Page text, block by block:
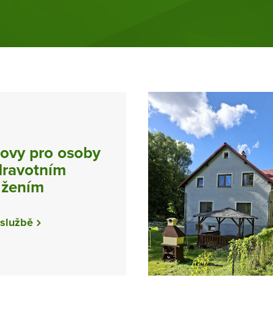
pro osoby